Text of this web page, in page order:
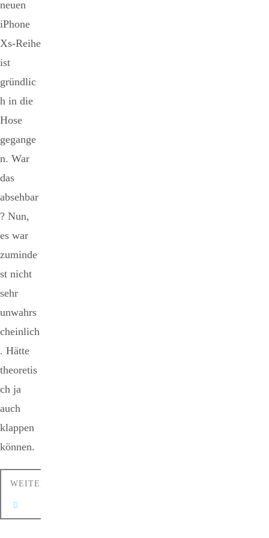
neuen
iPhone
Xs-Reihe
ist
gründlic
h in die
Hose
gegange
n. War
das
absehbar
? Nun,
es war
zuminde
st nicht
sehr
unwahrs
cheinlich
. Hätte
theoretis
ch ja
auch
klappen
können.
WEITERLESEN